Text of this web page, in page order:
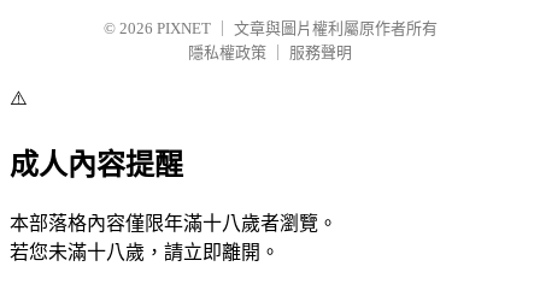
© 2026 PIXNET
文章與圖片權利屬原作者所有
隱私權政策
服務聲明
⚠️
成人內容提醒
本部落格內容僅限年滿十八歲者瀏覽。
若您未滿十八歲，請立即離開。